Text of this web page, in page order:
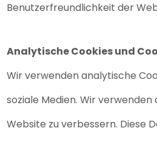
Benutzerfreundlichkeit der
Analytische Cookies und
Wir verwenden analytische
soziale Medien. Wir verwenden
Website zu verbessern. Diese